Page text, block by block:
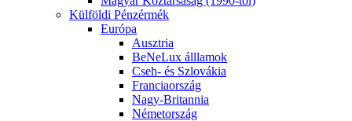
Külföldi Pénzérmék
Európa
Ausztria
BeNeLux álllamok
Cseh- és Szlovákia
Franciaország
Nagy-Britannia
Németország